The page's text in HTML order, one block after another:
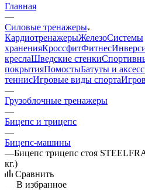
Главная
—
Силовые тренажеры
КардиотренажерыЖелезоСистемы
храненияКроссфитФитнес
креслаШведские стенки
покрытияПомостыБатуты и
теннисИгровые виды спорта
—
Грузоблочные тренажеры
—
Бицепс и трицепс
—
Бицепс-машины
—Бицепс трицепс стоя
кг.)
Сравнить
В избранное